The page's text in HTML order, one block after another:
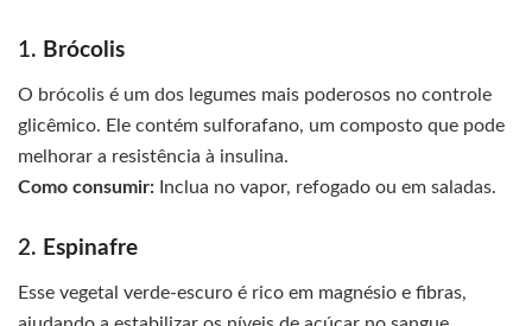
1. Brócolis
O brócolis é um dos legumes mais poderosos no controle
glicêmico. Ele contém sulforafano, um composto que pode
melhorar a resistência à insulina.
Como consumir: Inclua no vapor, refogado ou em saladas.
2. Espinafre
Esse vegetal verde-escuro é rico em magnésio e fibras,